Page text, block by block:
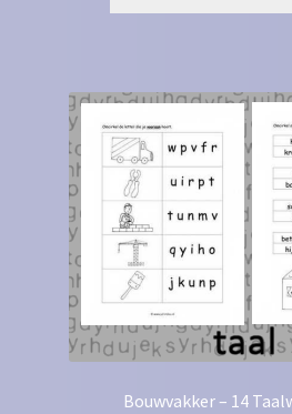
Bouwvakker – 14